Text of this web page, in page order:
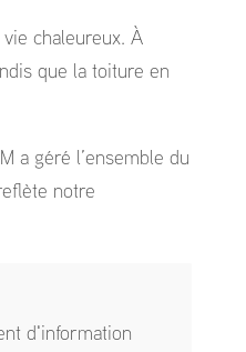
chaleureux. À
que la toiture en
a géré l’ensemble du
notre
d'information